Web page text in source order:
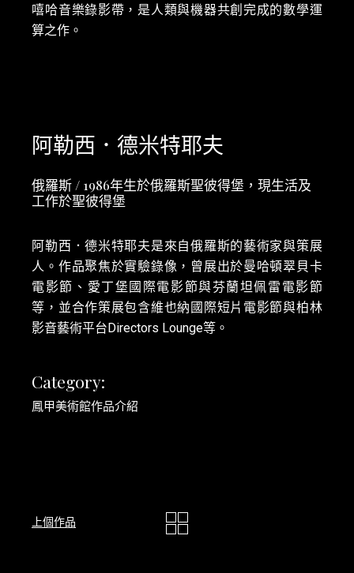
嘻哈音樂錄影帶，是人類與機器共創完成的數學運
算之作。
阿勒西．德米特耶夫
俄羅斯 / 1986年生於俄羅斯聖彼得堡，現生活及
工作於聖彼得堡
阿勒西．德米特耶夫是來自俄羅斯的藝術家與策展
人。作品聚焦於實驗錄像，曾展出於曼哈頓翠貝卡
電影節、愛丁堡國際電影節與芬蘭坦佩雷電影節
等，並合作策展包含維也納國際短片電影節與柏林
影音藝術平台Directors Lounge等。
Category:
鳳甲美術館作品介紹
上個作品